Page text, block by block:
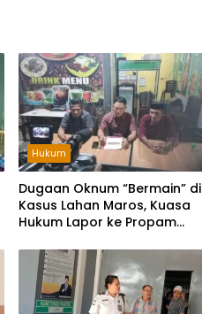
Hukum
Dugaan Oknum “Bermain” di
Kasus Lahan Maros, Kuasa
Hukum Lapor ke Propam